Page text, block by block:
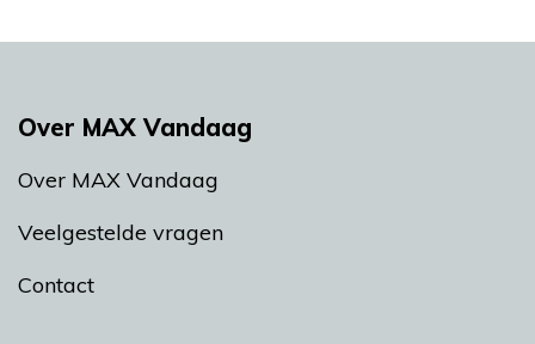
Over MAX Vandaag
Over MAX Vandaag
Veelgestelde vragen
Contact